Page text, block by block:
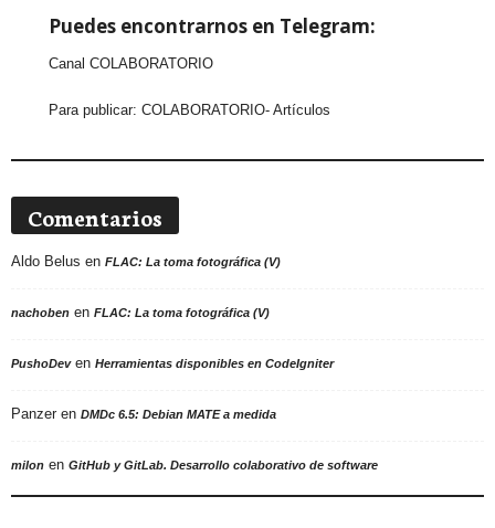
Puedes encontrarnos en Telegram:
Canal COLABORATORIO
Para publicar:COLABORATORIO- Artículos
Comentarios
Aldo Belus en FLAC: La toma fotográfica (V)
nachoben en FLAC: La toma fotográfica (V)
PushoDeven Herramientas disponibles en CodeIgniter
Panzer en DMDc 6.5: Debian MATE a medida
milon en GitHub y GitLab. Desarrollo colaborativo de software